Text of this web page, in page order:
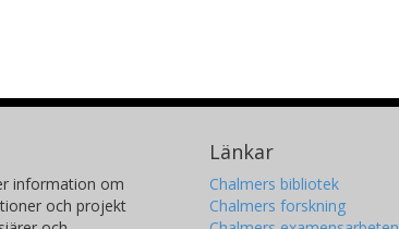
information om
och projekt
Länkar
Chalmers bibliotek
Chalmers forskning